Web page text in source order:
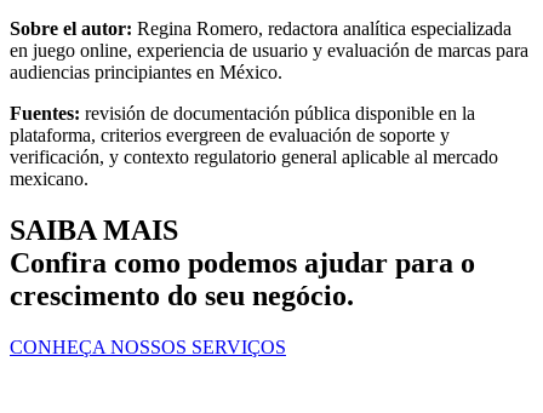
Sobre el autor: Regina Romero, redactora analítica especializada
en juego online, experiencia de usuario y evaluación de marcas para
audiencias principiantes en México.
Fuentes: revisión de documentación pública disponible en la
plataforma, criterios evergreen de evaluación de soporte y
verificación, y contexto regulatorio general aplicable al mercado
mexicano.
SAIBA MAIS
Confira como podemos ajudar para o
crescimento do seu negócio.
CONHEÇA NOSSOS SERVIÇOS